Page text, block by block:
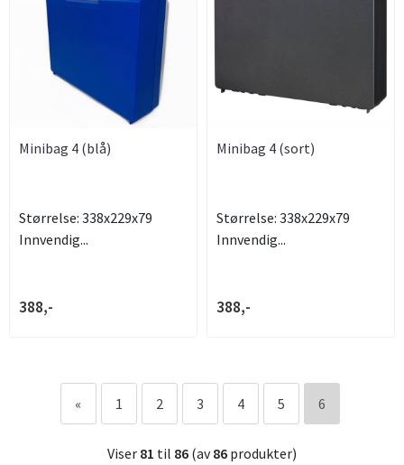
Minibag 4 (blå)
Størrelse: 338x229x79
Innvendig...
388,-
Minibag 4 (sort)
Størrelse: 338x229x79
Innvendig...
388,-
« 1 2 3 4 5 6
Viser 81 til 86 (av86 produkter)